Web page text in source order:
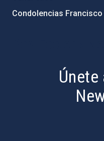
Condolencias Francisco